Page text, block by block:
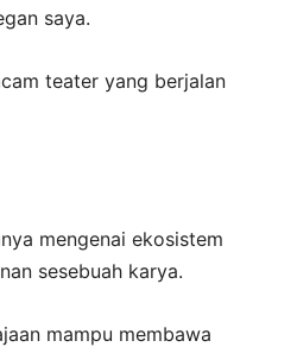
saya.
teater yang berjalan
mengenai ekosistem
sesebuah karya.
mampu membawa